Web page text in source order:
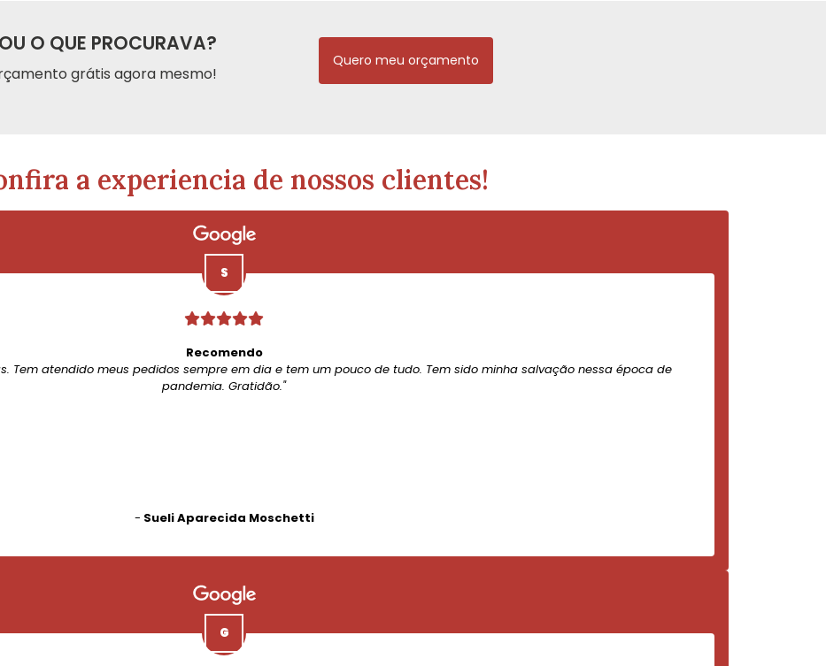
O QUE PROCURAVA?
grátis agora mesmo!
Quero meu orçamento
a experiencia de nossos clientes!
Recomendo
Tem atendido meus pedidos sempre em dia e tem um pouco de tudo. Tem sido minha salvação nessa época de
pandemia. Gratidão."
- Sueli Aparecida Moschetti